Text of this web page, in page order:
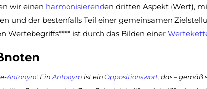
wir einen harmonisierenden dritten Aspekt (Wert),
und der bestenfalls Teil einer gemeinsamen
Wertebegriffs**** ist durch das Bilden einer
Antonym: EinAntonym ist einOppositionswort, das – gemäß